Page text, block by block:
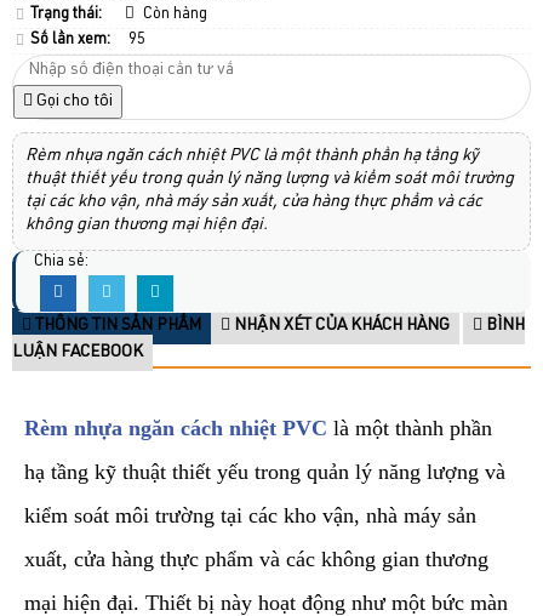
Trạng thái:
Còn hàng
Số lần xem:
95
Gọi cho tôi
Rèm nhựa ngăn cách nhiệt PVC là một thành phần hạ tầng kỹ
thuật thiết yếu trong quản lý năng lượng và kiểm soát môi trường
tại các kho vận, nhà máy sản xuất, cửa hàng thực phẩm và các
không gian thương mại hiện đại.
Chia sẻ:
THÔNG TIN SẢN PHẨM NHẬN XÉT CỦA KHÁCH HÀNG
BÌNH
LUẬN FACEBOOK
Rèm nhựa ngăn cách nhiệt PVC là một thành phần
hạ tầng kỹ thuật thiết yếu trong quản lý năng lượng và
kiểm soát môi trường tại các kho vận, nhà máy sản
xuất, cửa hàng thực phẩm và các không gian thương
mại hiện đại. Thiết bị này hoạt động như một bức màn